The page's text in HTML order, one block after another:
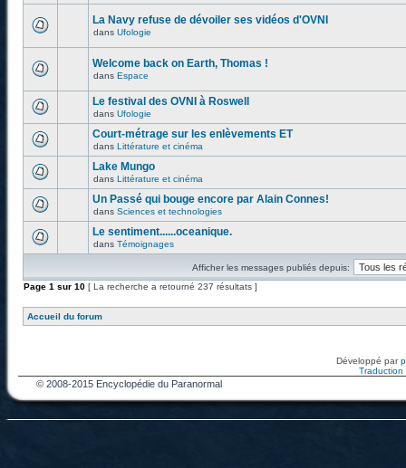
La Navy refuse de dévoiler ses vidéos d'OVNI
dans Ufologie
Welcome back on Earth, Thomas !
dans Espace
Le festival des OVNI à Roswell
dans Ufologie
Court-métrage sur les enlèvements ET
dans Littérature et cinéma
Lake Mungo
dans Littérature et cinéma
Un Passé qui bouge encore par Alain Connes!
dans Sciences et technologies
Le sentiment......oceanique.
dans Témoignages
Afficher les messages publiés depuis:
Page 1 sur 10 [ La recherche a retourné 237 résultats ]
Accueil du forum
Développé par
Traduction
© 2008-2015 Encyclopédie du Paranormal